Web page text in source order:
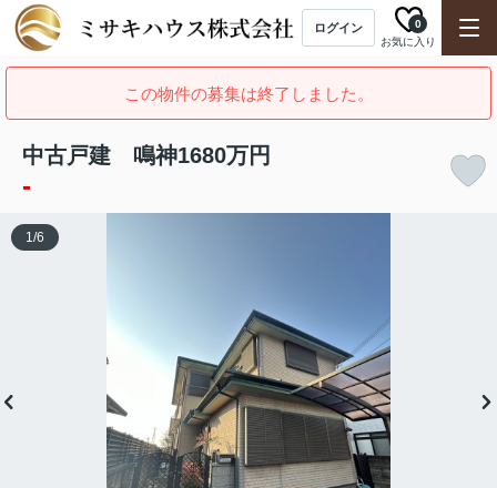
ログイン
お気に入り
0
この物件の募集は終了しました。
中古戸建 鳴神1680万円
-
1/6